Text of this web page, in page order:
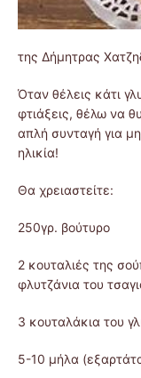
της Δήμητρας
Όταν θέλεις κάτι
φτιάξεις, θέλω να
απλή συνταγή για
ηλικία!
Θα χρειαστείτε:
250γρ. βούτυρο
2 κουταλιές της
φλυτζάνια του
3 κουταλάκια του
5-10 μήλα